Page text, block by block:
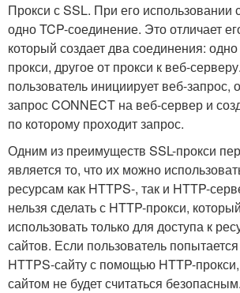
Прокси с SSL. При его использовании
одно TCP-соединение. Это отличает
который создает два соединения: одно
прокси, другое от прокси к веб-
пользователь инициирует веб-запрос,
запрос CONNECT на веб-сервер и
по которому проходит запрос.
Одним из преимуществ SSL-прокси
является то, что их можно
ресурсам как HTTPS-, так и HTTP-
нельзя сделать с HTTP-прокси,
использовать только для доступа к
сайтов. Если пользователь
HTTPS-сайту с помощью HTTP-
сайтом не будет считаться безопасным.